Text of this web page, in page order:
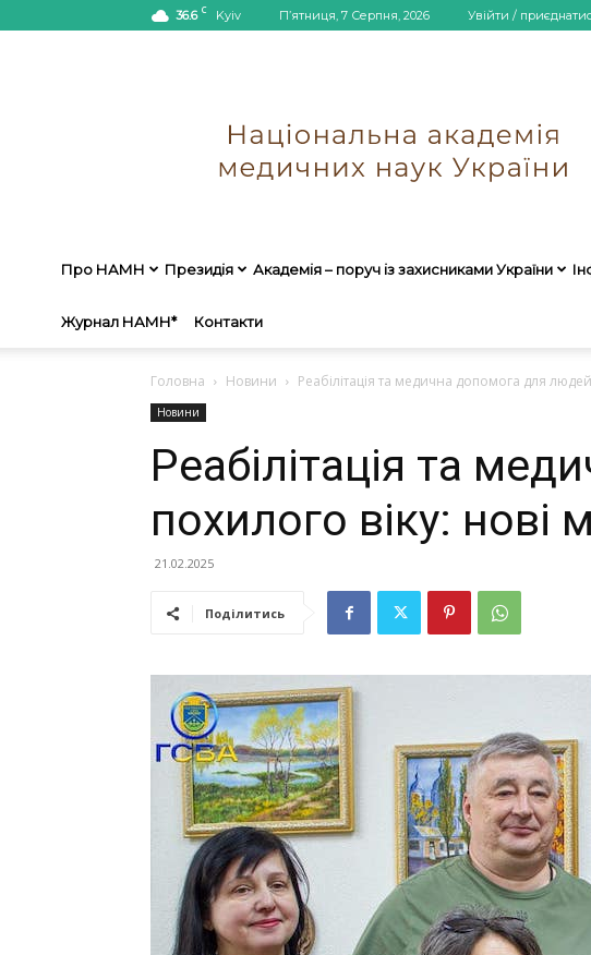
36.6 C Kyiv П’ятниця, 7 Серпня, 2026 Увійти /
Про НАМН Президія Академія – поруч із захисниками України
Журнал НАМН* Контакти
Головна Новини Реабілітація та медична допомога для
Новини
Реабілітація та
похилого віку: нові
21.02.2025
Поділитись